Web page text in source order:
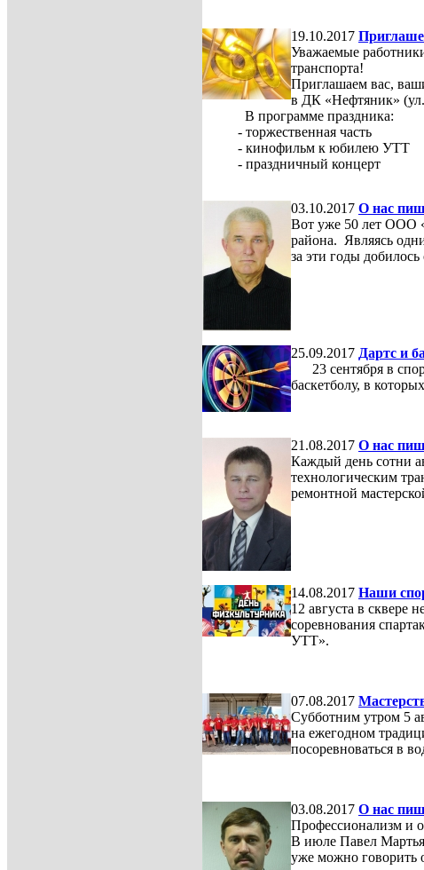
19.10.2017
Уважаемые
транспорта!
Приглашаем вас,
в ДК «Нефтяник» (ул.
В программе праздника:
- торжественная часть
- кинофильм к юбилею УТТ
- праздничный концерт
03.10.2017 О нас
Вот уже 50 лет ООО
района. Являясь
за эти годы
25.09.2017 Дартс и
23 сентября в
баскетболу, в
21.08.2017 О нас
Каждый день сотни
технологическим
ремонтной
14.08.2017 Наши
12 августа в сквере
соревнования
УТТ».
07.08.2017
Субботним утром 5
на ежегодном
посоревноваться в
03.08.2017 О нас
Профессионализм и
В июле Павел
уже можно говорить